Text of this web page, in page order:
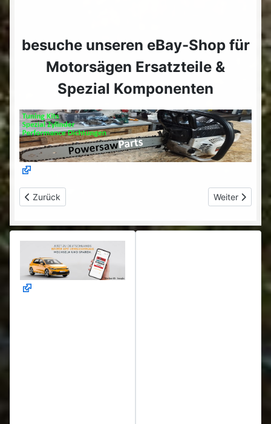
besuche unseren eBay-Shop für
Motorsägen Ersatzteile &
Spezial Komponenten
Vorheriger Beitrag: Elektroauto & Wohnanhänger Teil 2 - Rost
Zurück Nächster
Weiter